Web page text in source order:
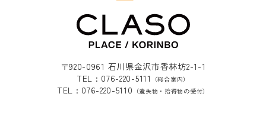
〒920-0961 石川県金沢市香林坊2-1-1
TEL : 076-220-5111
（総合案内）
TEL : 076-220-5110 （遺失物・拾得物の受付）